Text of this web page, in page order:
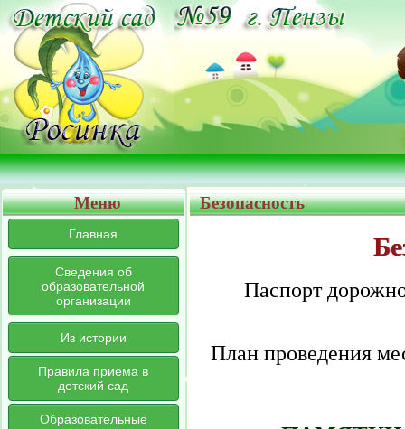
Меню
Главная
Сведения об
образовательной
организации
Из истории
Правила приема в
детский сад
Образовательные
Безопасность
Паспорт
План проведения